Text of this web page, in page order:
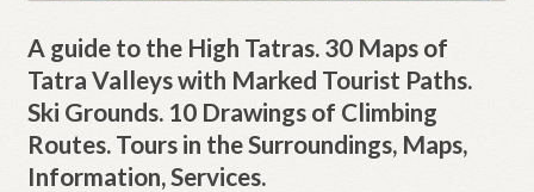
A guide to the High Tatras. 30 Maps of
Tatra Valleys with Marked Tourist Paths.
Ski Grounds. 10 Drawings of Climbing
Routes. Tours in the Surroundings, Maps,
Information, Services.